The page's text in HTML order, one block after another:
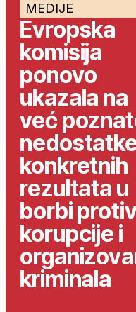
MEDIJE
Evropska
komisija
ponovo
ukazala na
već
konkretnih
rezultata u
borbi
korupcije i
kriminala